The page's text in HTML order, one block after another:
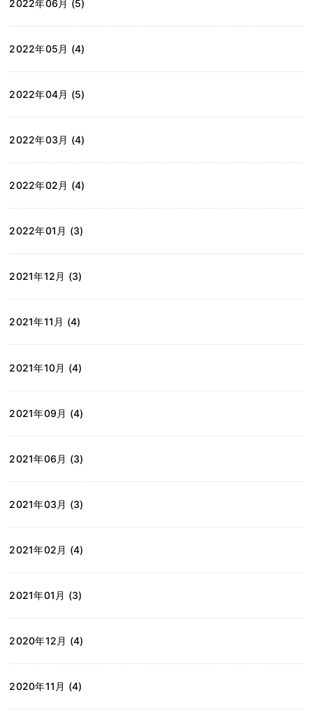
2022年06月 (5)
2022年05月 (4)
2022年04月 (5)
2022年03月 (4)
2022年02月 (4)
2022年01月 (3)
2021年12月 (3)
2021年11月 (4)
2021年10月 (4)
2021年09月 (4)
2021年06月 (3)
2021年03月 (3)
2021年02月 (4)
2021年01月 (3)
2020年12月 (4)
2020年11月 (4)